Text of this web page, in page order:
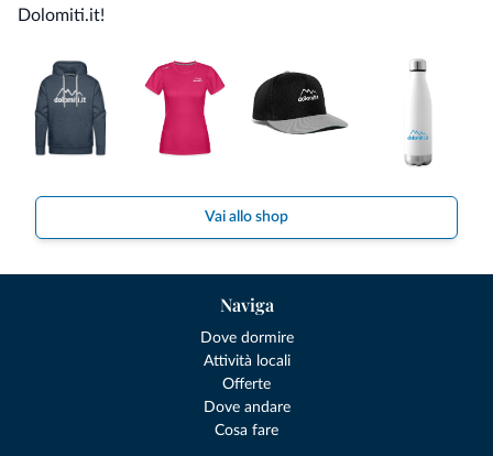
Dolomiti.it!
Vai allo shop
Naviga
Dove dormire
Attività locali
Offerte
Dove andare
Cosa fare